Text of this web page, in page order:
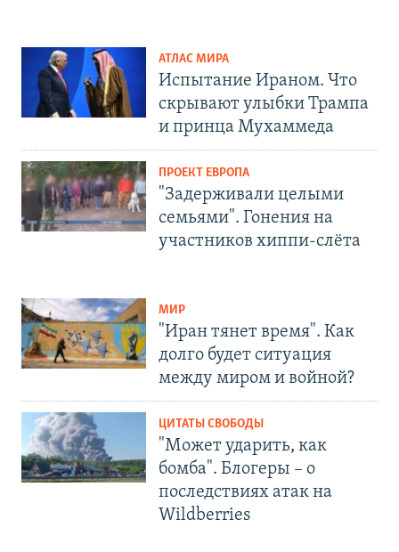
АТЛАС МИРА
Испытание Ираном. Что
скрывают улыбки Трампа
и принца Мухаммеда
ПРОЕКТ ЕВРОПА
"Задерживали целыми
семьями". Гонения на
участников хиппи-слёта
МИР
"Иран тянет время". Как
долго будет ситуация
между миром и войной?
ЦИТАТЫ СВОБОДЫ
"Может ударить, как
бомба". Блогеры – о
последствиях атак на
Wildberries